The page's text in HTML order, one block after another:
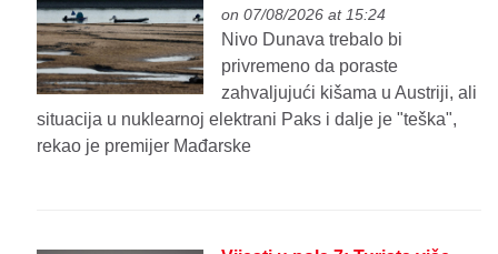
on 07/08/2026 at 15:24
Nivo Dunava trebalo bi
privremeno da poraste
zahvaljujući kišama u Austriji, ali
situacija u nuklearnoj elektrani Paks i dalje je "teška",
rekao je premijer Mađarske